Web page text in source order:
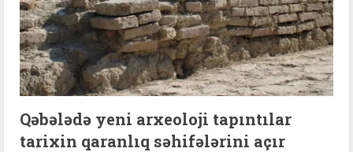
Qəbələdə yeni arxeoloji tapıntılar
tarixin qaranlıq səhifələrini açır